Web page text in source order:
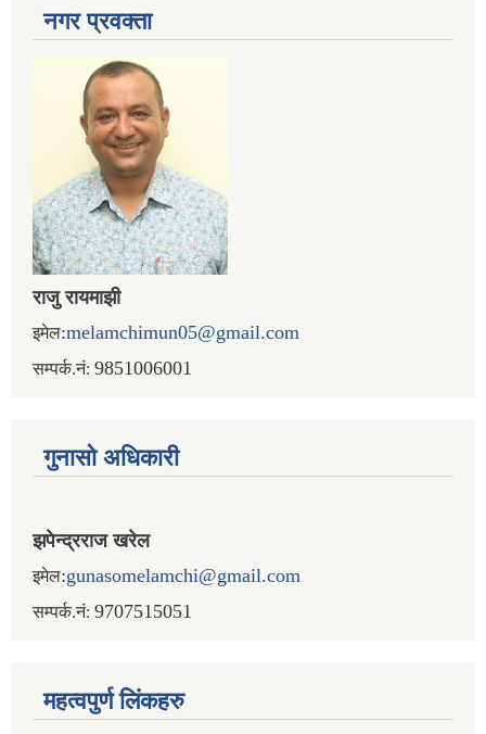
नगर प्रव‌क्ता
राजु रायमाझी
इमेल:melamchimun05@gmail.com
सम्पर्क.नं: 9851006001
गुनासो अधिकारी
झपेन्द्रराज खरेल
इमेल:gunasomelamchi@gmail.com
सम्पर्क.नं: 9707515051
महत्वपुर्ण लिंकहरु